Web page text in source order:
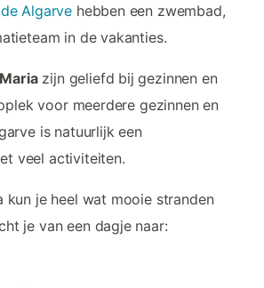
Algarve hebben een zwembad,
in de vakanties.
zijn geliefd bij gezinnen en
voor meerdere gezinnen en
is natuurlijk een
veel activiteiten.
kun je heel wat mooie stranden
je van een dagje naar: